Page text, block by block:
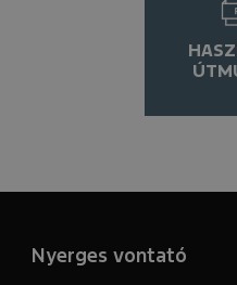
Nyerges vontató